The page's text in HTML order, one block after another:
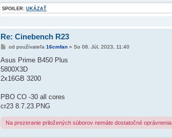
SPOILER: UKÁZAŤ
Re: Cinebench R23
P
í
p
e
k
od používateľa 16cmfan» So 08. Júl, 2023, 11:40
Asus Prime B450 Plus
5800X3D
2x16GB 3200
PBO CO -30 all cores
cr23 8.7.23.PNG
Na prezeranie priložených súborov nemáte dostatočné oprávnenia.